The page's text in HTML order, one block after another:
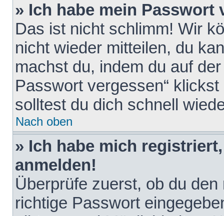
» Ich habe mein Passwort
Das ist nicht schlimm! Wir
nicht wieder mitteilen, du
machst du, indem du auf
Passwort vergessen“
solltest du dich schnell
Nach oben
» Ich habe mich
anmelden!
Überprüfe zuerst, ob du
richtige Passwort